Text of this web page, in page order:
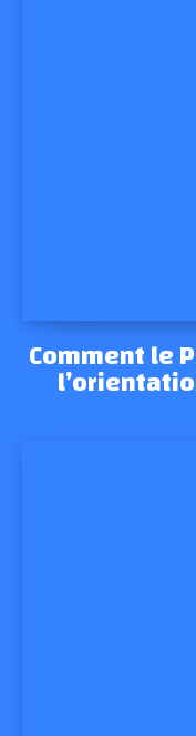
Comment le